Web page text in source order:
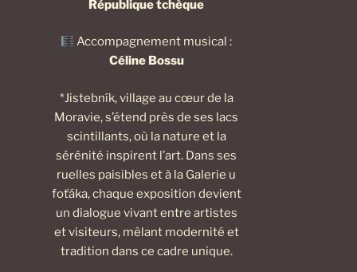
République tchèque
Accompagnement musical :
Céline Bossu
*Jistebník, village au cœur de la
Moravie, s’étend près de ses lacs
scintillants, où la nature et la
sérénité inspirent l’art. Dans ses
ruelles paisibles et à la Galerie u
foťáka, chaque exposition devient
un dialogue vivant entre artistes
et visiteurs, mêlant modernité et
tradition dans ce cadre unique.